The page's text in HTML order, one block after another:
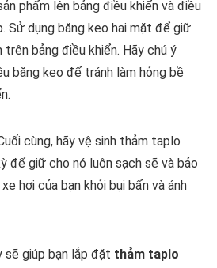
phẩm lên bảng điều khiển và điều
Sử dụng băng keo hai mặt để giữ
bảng điều khiển. Hãy chú ý
băng keo để tránh làm hỏng bề
cùng, hãy vệ sinh thảm taplo
để giữ cho nó luôn sạch sẽ và bảo
hơi của bạn khỏi bụi bẩn và ánh
sẽ giúp bạn lắp đặt thảm taplo